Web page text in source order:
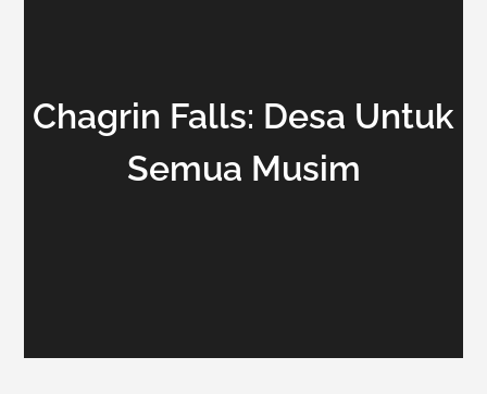
Chagrin Falls: Desa Untuk
Semua Musim